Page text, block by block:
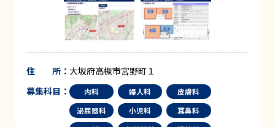
住 所： 大坂府高槻市宮野町１
募集科目：
内科 婦人科
皮膚科
泌尿器科
小児科
耳鼻科